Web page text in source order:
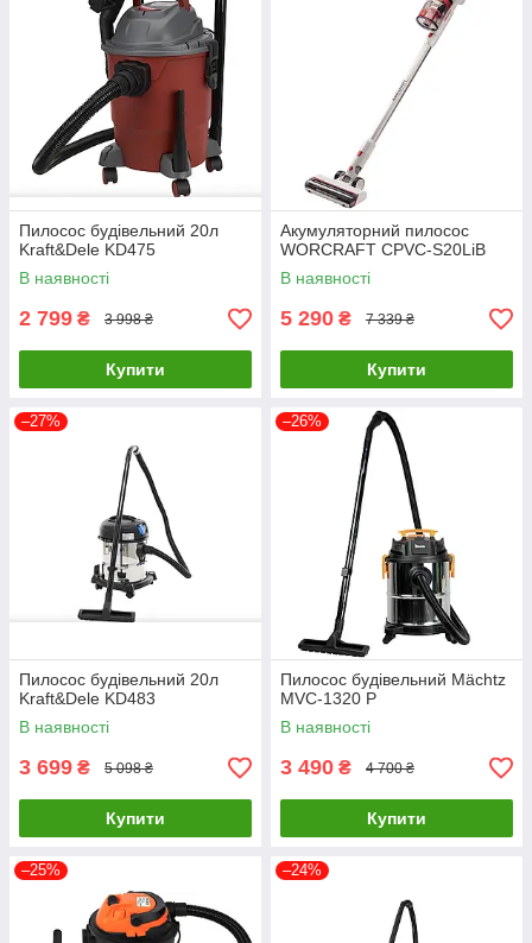
Пилосос будівельний 20л
Kraft&Dele KD475
В наявності
2 799 ₴ 3 998 ₴
Купити
Акумуляторний пилосос
WORCRAFT CPVC-S20LiB
В наявності
5 290 ₴ 7 339 ₴
Купити
–27%
Пилосос будівельний 20л
Kraft&Dele KD483
В наявності
3 699 ₴ 5 098 ₴
Купити
–26%
Пилосос будівельний Mächtz
MVC-1320 P
В наявності
3 490 ₴ 4 700 ₴
Купити
–25% –24%